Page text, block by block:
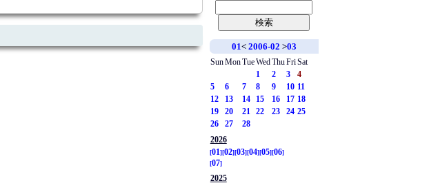
01< 2006-02 >03
SunMonTueWed ThuFriSat
1
2 3
4
5
6 7 8 9 10 11
12
13 14 15 16 17 18
19
20 21 22 23 24 25
26
27
28
2026
01
02 03 04 05 06
07
2025